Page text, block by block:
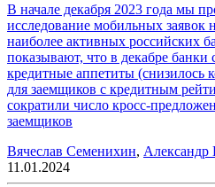
В начале декабря 2023 года мы
исследование мобильных заявок
наиболее активных российских
показывают, что в декабре
кредитные аппетиты (снизилось
для заемщиков с кредитным
сократили число кросс-
заемщиков
Вячеслав Семенихин, Александр
11.01.2024